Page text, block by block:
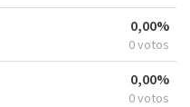
0,00%
0 votos
0,00%
0 votos